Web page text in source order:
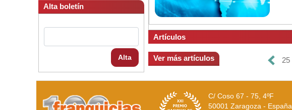
Alta boletín
Alta
Artículos
Ver más artículos 25
C/ Coso 67 - 75, 4ºF
50001 Zaragoza - España